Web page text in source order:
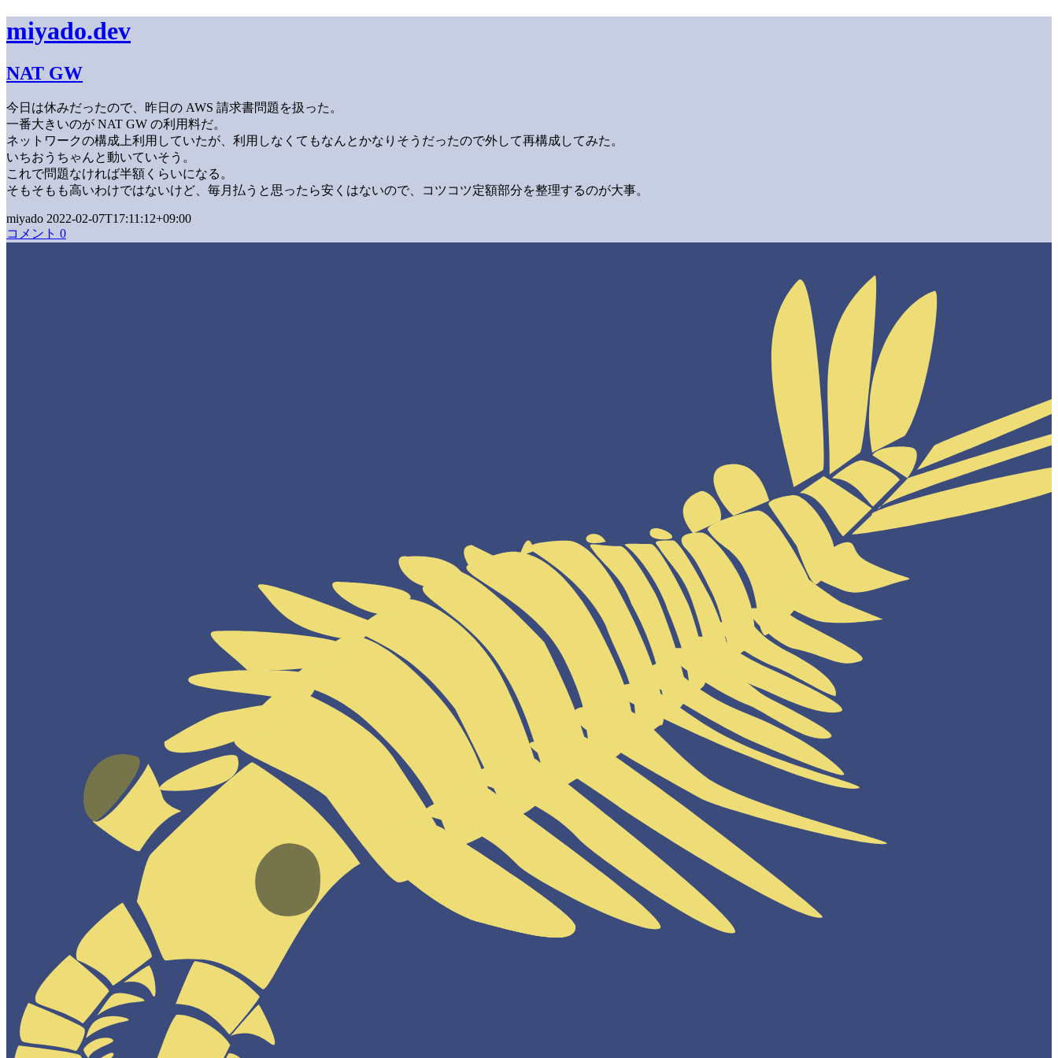
miyado.dev
NAT GW
今日は休みだったので、昨日の AWS 請求書問題を扱った。
一番大きいのが NAT GW の利用料だ。
ネットワークの構成上利用していたが、利用しなくてもなんとかなりそうだったので外して再構成してみた。
いちおうちゃんと動いていそう。
これで問題なければ半額くらいになる。
そもそもも高いわけではないけど、毎月払うと思ったら安くはないので、コツコツ定額部分を整理するのが大事。
miyado 2022-02-07T17:11:12+09:00
コメント 0